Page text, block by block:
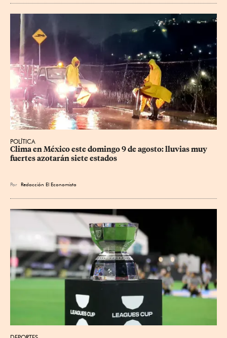
POLÍTICA
Clima en México este domingo 9 de agosto: lluvias muy
fuertes azotarán siete estados
Por Redacción El Economista